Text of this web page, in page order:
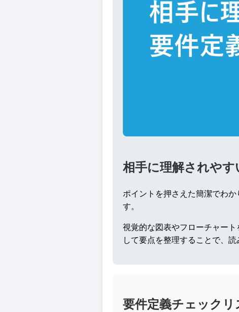
相手に理解されやす
ポイントを押さえた簡潔でわ
す。
視覚的な図表やフローチャー
して要点を整理することで、
要件定義チェックリ